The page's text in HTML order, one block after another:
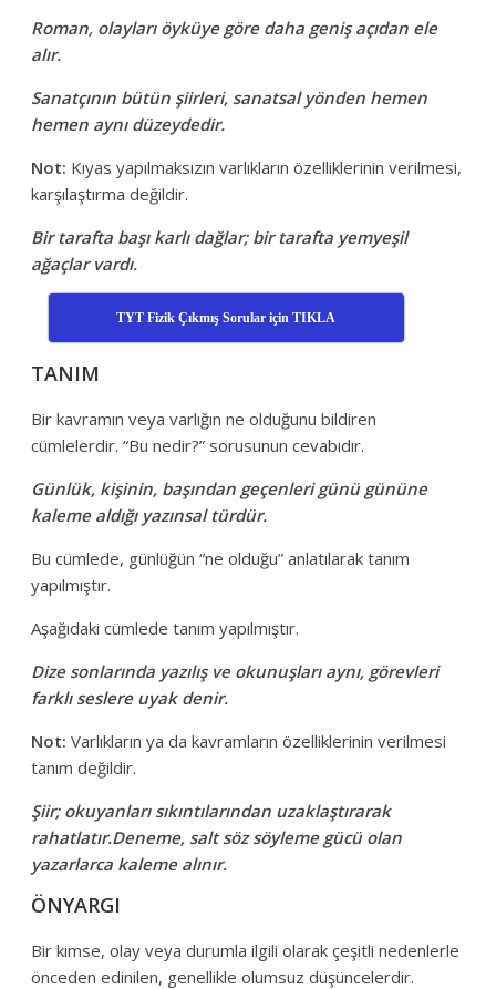
Roman, olayları öyküye göre daha geniş açıdan ele
alır.
Sanatçının bütün şiirleri, sanatsal yönden hemen
hemen aynı düzeydedir.
Not: Kıyas yapılmaksızın varlıkların özelliklerinin verilmesi,
karşılaştırma değildir.
Bir tarafta başı karlı dağlar; bir tarafta yemyeşil
ağaçlar vardı.
TYT Fizik Çıkmış Sorular için TIKLA
TANIM
Bir kavramın veya varlığın ne olduğunu bildiren
cümlelerdir. “Bu nedir?” sorusunun cevabıdır.
Günlük, kişinin, başından geçenleri günü gününe
kaleme aldığı yazınsal türdür.
Bu cümlede, günlüğün “ne olduğu” anlatılarak tanım
yapılmıştır.
Aşağıdaki cümlede tanım yapılmıştır.
Dize sonlarında yazılış ve okunuşları aynı, görevleri
farklı seslere uyak denir.
Not: Varlıkların ya da kavramların özelliklerinin verilmesi
tanım değildir.
Şiir; okuyanları sıkıntılarından uzaklaştırarak
rahatlatır.Deneme, salt söz söyleme gücü olan
yazarlarca kaleme alınır.
ÖNYARGI
Bir kimse, olay veya durumla ilgili olarak çeşitli nedenlerle
önceden edinilen, genellikle olumsuz düşüncelerdir.